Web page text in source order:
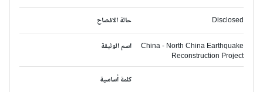
حالة الافصاح Disclosed
اسم الوثيقة
China - North China Earthquake
Reconstruction Project
كلمة أساسية